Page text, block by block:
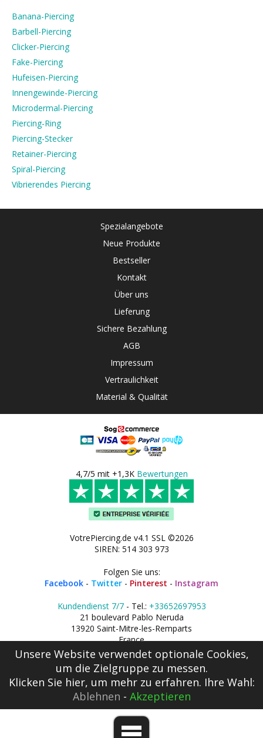
Banana-Piercing
Barbell-Piercing
Clicker-Piercing
Fake-Piercing
Hufeisen-Piercing
Innengewinde-Piercing
Microdermal-Piercing
Piercing-Ring
Piercing-Stecker
Retainer-Piercing
Spiral-Piercing
Vibrierendes Piercing
Spezialangebote
Neue Produkte
Bestseller
Kontakt
Über uns
Lieferung
Sichere Bezahlung
AGB
Impressum
Vertraulichkeit
Material & Qualität
4,7/5 mit +1,3K Bewertungen
VotrePiercing.de v4.1 SSL ©2026
SIREN: 514 303 973
Folgen Sie uns:
Facebook - Twitter - Pinterest - Instagram
Kundendienst 7/7- Tel.: +33652697953
21 boulevard Pablo Neruda
13920 Saint-Mitre-les-Remparts
France
Unsere Website verwendet optionale Cookies,
um die Zielgruppe zu messen.
Klicken Sie hier, um mehr zu erfahren. Ihre Wahl:
Ablehnen - Akzeptieren